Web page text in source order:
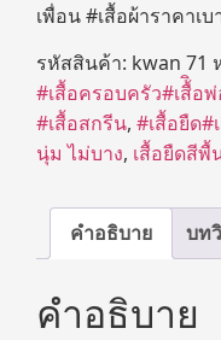
เพื่อน #เสื้อผ้าราคาเบ
รหัสสินค้า: kwan 71
#เสื้อครอบครัว#เสื้ิอ
#เสื้อสกรีน, #เสื้อยืด#
นุ่ม ไม่บาง, เสื้อยืดสีพื้
คำอธิบาย บท
คำอธิบาย